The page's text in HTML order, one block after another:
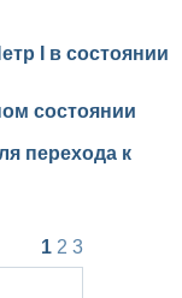
I в состоянии
состоянии
перехода к
1 2 3